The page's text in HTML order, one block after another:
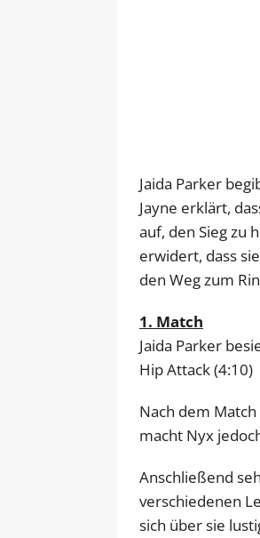
Jaida Parker
Jayne erklärt,
auf, den Sieg zu
erwidert, dass
den Weg zum
1. Match
Jaida Parker
Hip Attack (4:10)
Nach dem Match
macht Nyx
Anschließend
verschiedenen
sich über sie